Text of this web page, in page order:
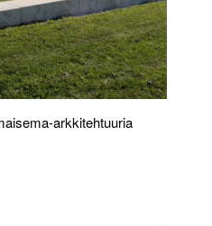
arkkitehtuuria